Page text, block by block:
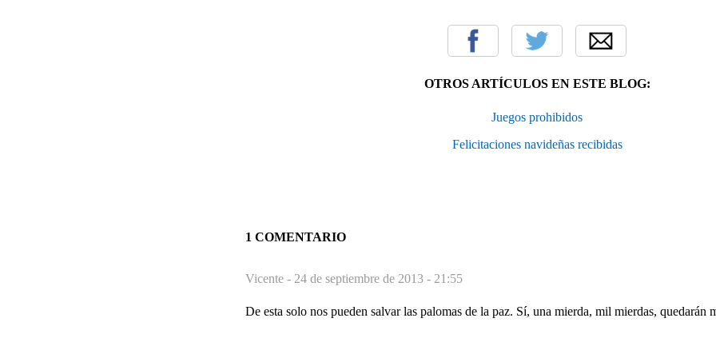
OTROS ARTÍCULOS EN ESTE BLOG:
Juegos prohibidos
Felicitaciones navideñas recibidas
1 COMENTARIO
Vicente - 24 de septiembre de 2013 - 21:55
De esta solo nos pueden salvar las palomas de la paz. Sí, una mierda, mil mierdas, quedarán